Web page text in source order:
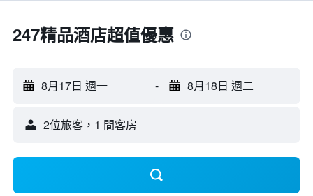
247精品酒店超值優惠
8月17日 週一 - 8月18日 週二
2位旅客，1 間客房